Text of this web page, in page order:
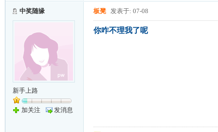
中奖随缘
新手上路
加关注 发消息
板凳 发表于: 07-08
你咋不理我了呢